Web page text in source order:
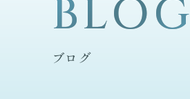
BLOG
BLOG
ブログ